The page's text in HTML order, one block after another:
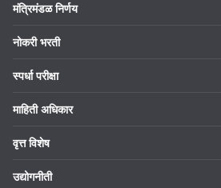
मंत्रिमंडळ निर्णय
नोकरी भरती
स्पर्धा परीक्षा
माहिती अधिकार
वृत्त विशेष
उद्योगनीती